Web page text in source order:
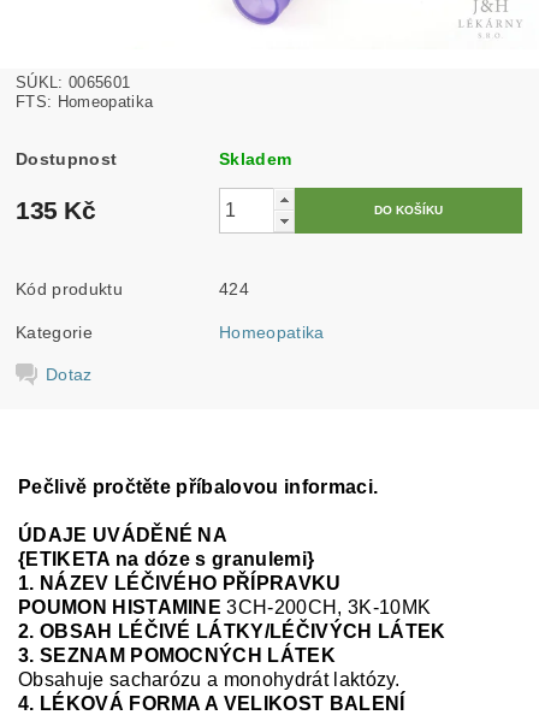
SÚKL: 0065601
FTS: Homeopatika
Dostupnost Skladem
135 Kč
Kód produktu 424
Kategorie Homeopatika
Dotaz
Pečlivě pročtěte příbalovou informaci.
ÚDAJE UVÁDĚNÉ NA
{ETIKETA na dóze s granulemi}
1. NÁZEV LÉČIVÉHO PŘÍPRAVKU
POUMON HISTAMINE3CH-200CH, 3K-10MK
2. OBSAH LÉČIVÉ LÁTKY/LÉČIVÝCH LÁTEK
3. SEZNAM POMOCNÝCH LÁTEK
Obsahuje sacharózu a monohydrát laktózy.
4. LÉKOVÁ FORMA A VELIKOST BALENÍ